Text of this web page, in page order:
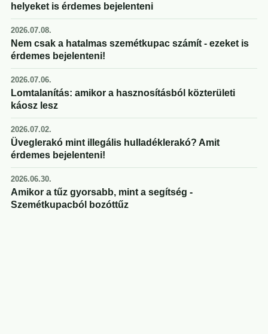
helyeket is érdemes bejelenteni
2026.07.08.
Nem csak a hatalmas szemétkupac számít - ezeket is
érdemes bejelenteni!
2026.07.06.
Lomtalanítás: amikor a hasznosításból közterületi
káosz lesz
2026.07.02.
Üveglerakó mint illegális hulladéklerakó? Amit
érdemes bejelenteni!
2026.06.30.
Amikor a tűz gyorsabb, mint a segítség -
Szemétkupacból bozóttűz